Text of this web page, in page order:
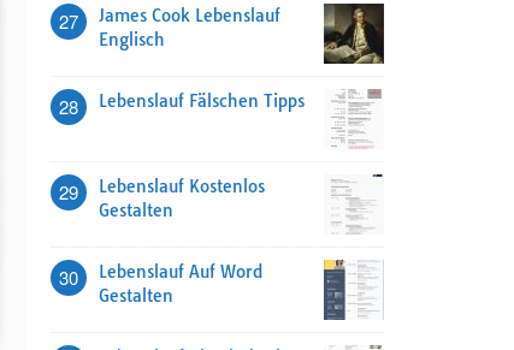
27
James Cook Lebenslauf
Englisch
28 Lebenslauf Fälschen Tipps
29
Lebenslauf Kostenlos
Gestalten
30
Lebenslauf Auf Word
Gestalten